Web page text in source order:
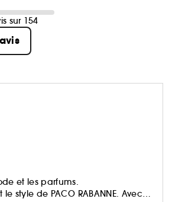
sur 154
et les parfums.
style de PACO RABANNE. Avec